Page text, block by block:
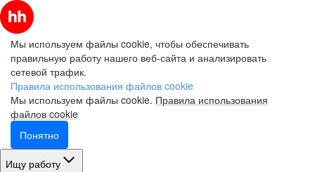
Мы используем файлы cookie, чтобы обеспечивать
правильную работу нашего веб-сайта и анализировать
сетевой трафик.
Правила использования файлов cookie
Мы используем файлы cookie. Правила использования
файлов cookie
Понятно
Ищу работу